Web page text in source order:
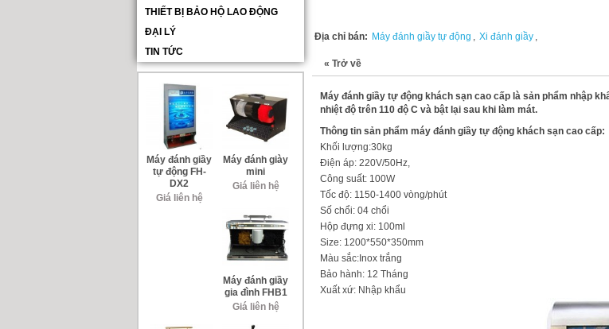
Địa chỉ bán: Máy đánh giầy tự động , Xi đánh giầy ,
« Trở về
Máy đánh giầy tự động khách sạn cao cấp là sản phẩm nhập
nhiệt độ trên 110 độ C và bật lại sau khi làm mát.
Thông tin sản phẩm máy đánh giầy tự động khách sạn cao cấp:
Khối lượng:30kg
Điện áp: 220V/50Hz,
Công suất: 100W
Tốc độ: 1150-1400 vòng/phút
Số chổi: 04 chổi
Hộp đựng xi: 100ml
Size: 1200*550*350mm
Màu sắc:Inox trắng
Bảo hành: 12 Tháng
Xuất xứ: Nhập khẩu
THIẾT BỊ BẢO HỘ LAO ĐỘNG
ĐẠI LÝ
TIN TỨC
Máy đánh giầy
tự động FH-
DX2
Giá liên hệ
Máy đánh giày
mini
Giá liên hệ
Máy đánh giầy
gia đình FHB1
Giá liên hệ